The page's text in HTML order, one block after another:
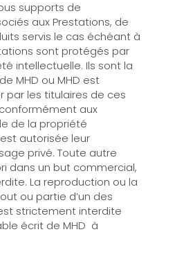
supports de
aux Prestations, de
servis le cas échéant à
sont protégés par
intellectuelle. Ils sont la
MHD ou MHD est
par les titulaires de ces
aux
de la propriété
autorisée leur
privé. Toute autre
dans un but commercial,
La reproduction ou la
ou partie d’un des
strictement interdite
écrit de MHD à